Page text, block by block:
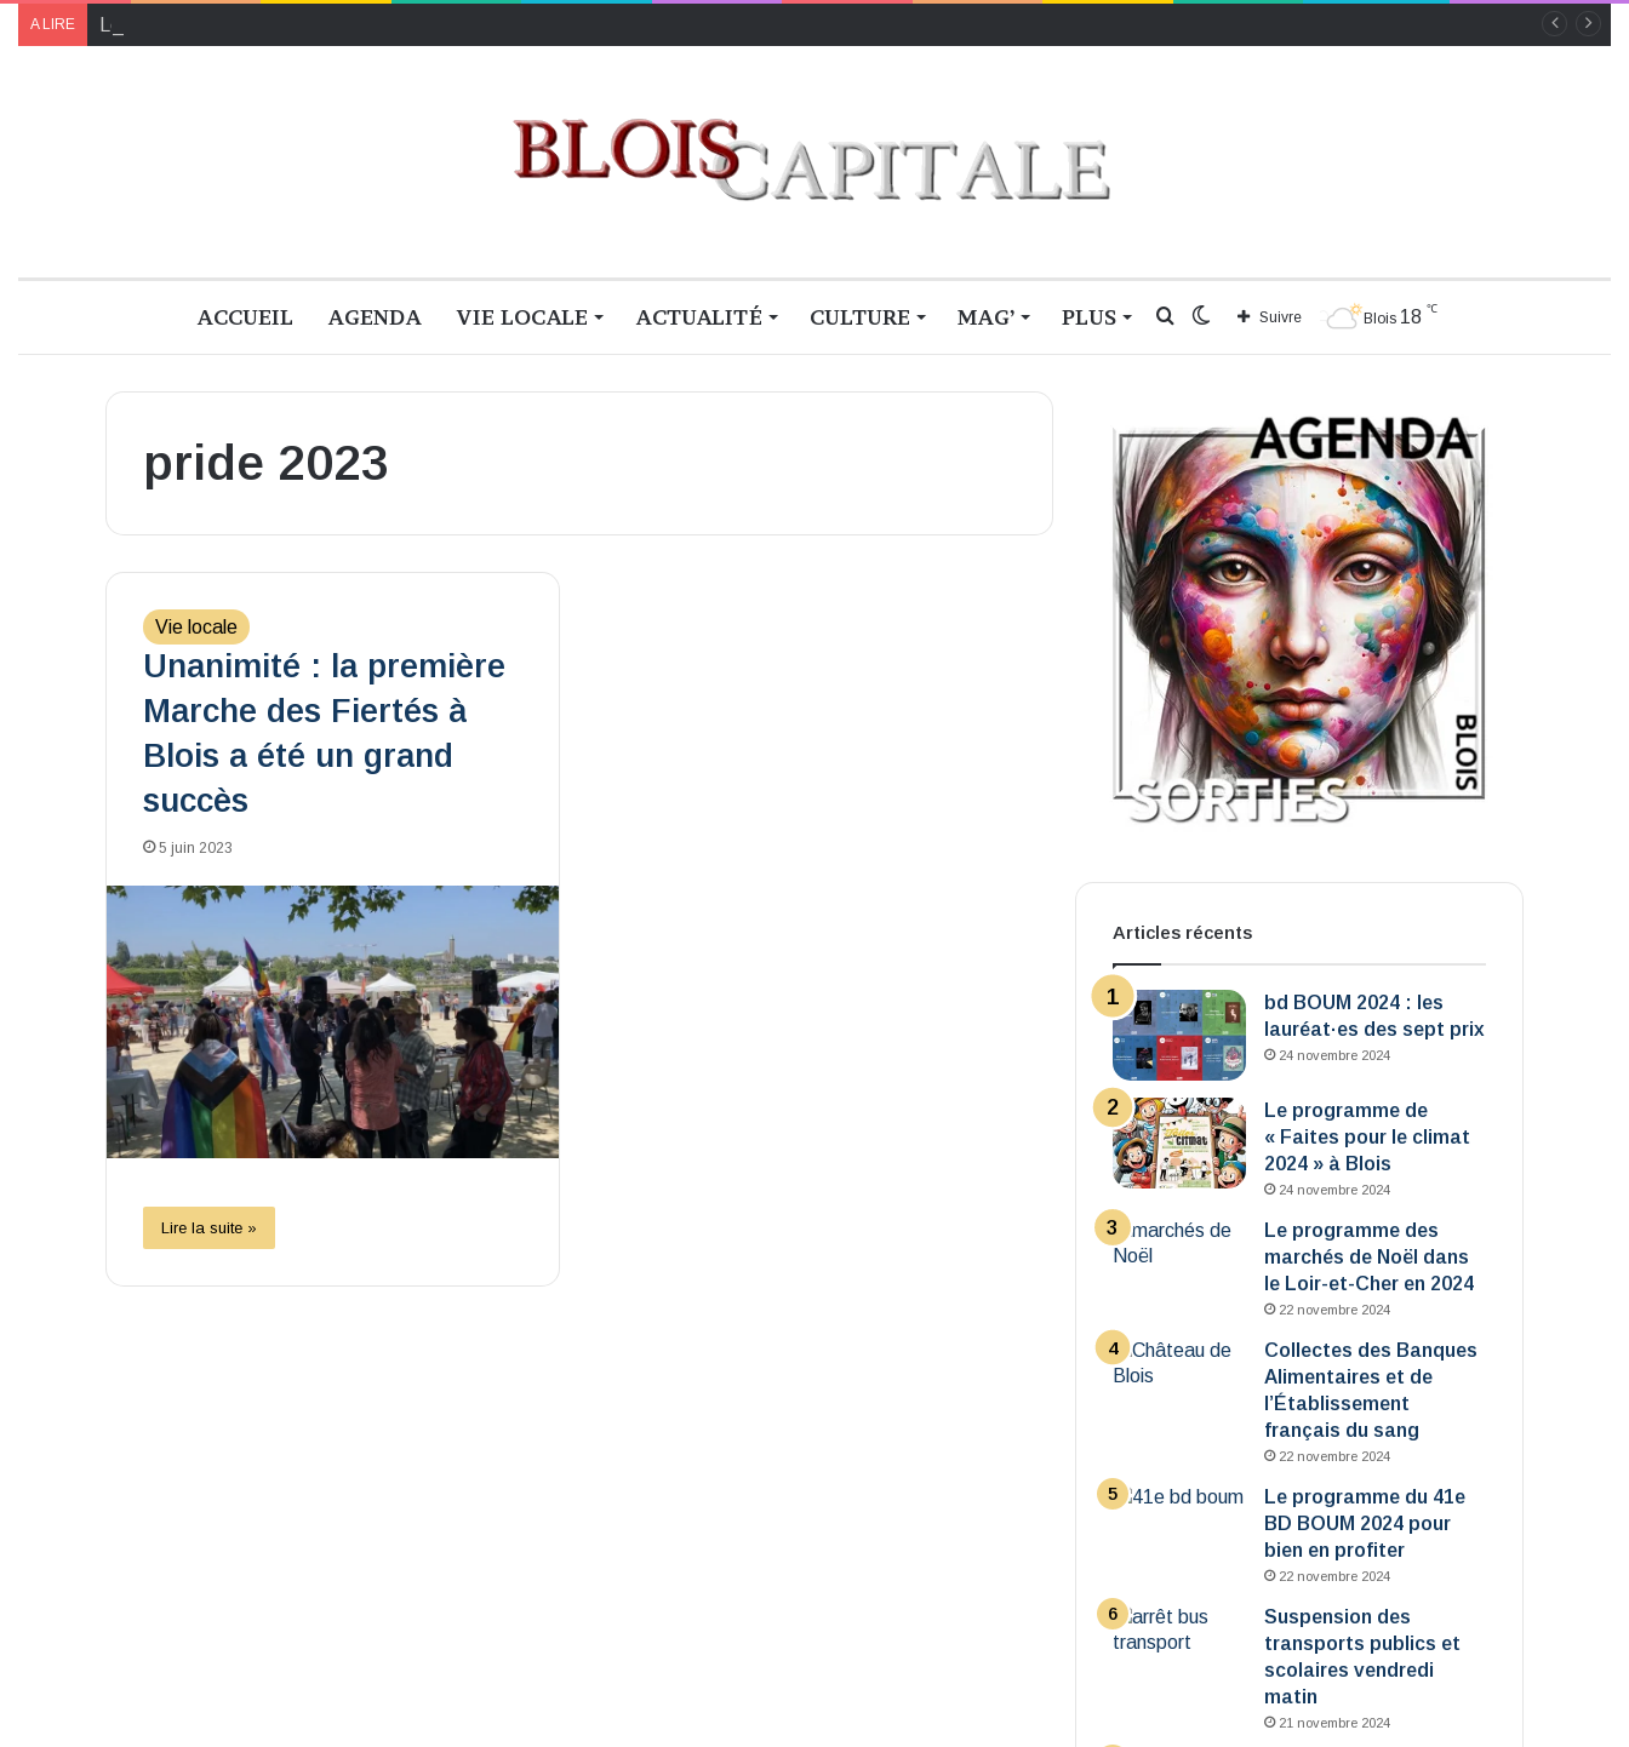
A LIRE Le programme de « Faites pour le climat 2024 » à Blois
ACCUEIL AGENDA VIE LOCALE ACTUALITÉ CULTURE MAG’ PLUS Blois 18 ℃
Suivre
Switch
Rechercher
pride 2023
Vie locale
Unanimité : la première
Marche des Fiertés à
Blois a été un grand
succès
5 juin 2023
Lire la suite »
Articles récents
bd BOUM 2024 : les
lauréat·es des sept prix
24 novembre 2024
Le programme de
« Faites pour le climat
2024 » à Blois
24 novembre 2024
Le programme des
marchés de Noël dans
le Loir-et-Cher en 2024
22 novembre 2024
Collectes des Banques
Alimentaires et de
l’Établissement
français du sang
22 novembre 2024
Le programme du 41e
BD BOUM 2024 pour
bien en profiter
22 novembre 2024
Suspension des
transports publics et
scolaires vendredi
matin
21 novembre 2024